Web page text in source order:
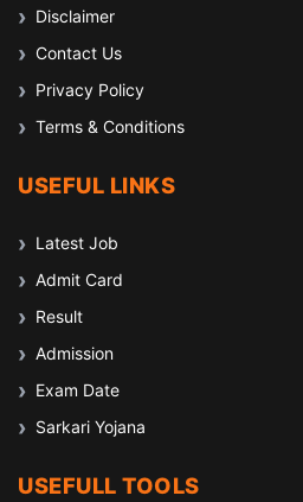
Disclaimer
Contact Us
Privacy Policy
Terms & Conditions
USEFUL LINKS
Latest Job
Admit Card
Result
Admission
Exam Date
Sarkari Yojana
USEFULL TOOLS